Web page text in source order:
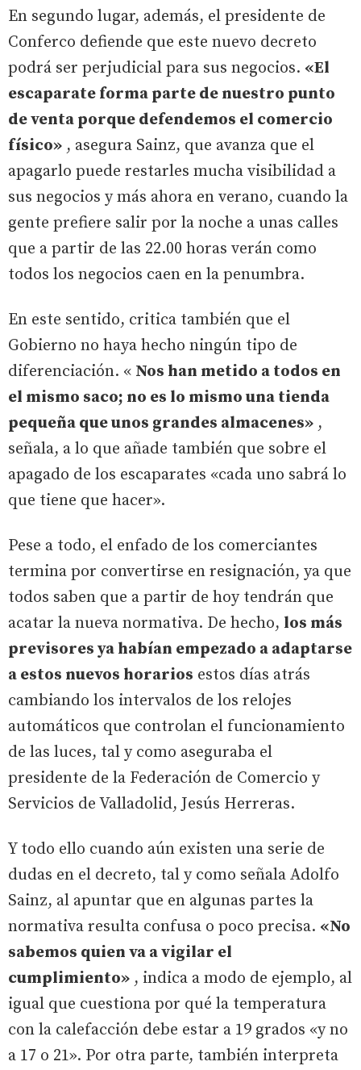
En segundo lugar, además, el presidente de
Conferco defiende que este nuevo decreto
podrá ser perjudicial para sus negocios. «El
escaparate forma parte de nuestro punto
de venta porque defendemos el comercio
físico» , asegura Sainz, que avanza que el
apagarlo puede restarles mucha visibilidad a
sus negocios y más ahora en verano, cuando la
gente prefiere salir por la noche a unas calles
que a partir de las 22.00 horas verán como
todos los negocios caen en la penumbra.
En este sentido, critica también que el
Gobierno no haya hecho ningún tipo de
diferenciación. « Nos han metido a todos en
el mismo saco; no es lo mismo una tienda
pequeña que unos grandes almacenes» ,
señala, a lo que añade también que sobre el
apagado de los escaparates «cada uno sabrá lo
que tiene que hacer».
Pese a todo, el enfado de los comerciantes
termina por convertirse en resignación, ya que
todos saben que a partir de hoy tendrán que
acatar la nueva normativa. De hecho, los más
previsores ya habían empezado a adaptarse
a estos nuevos horarios estos días atrás
cambiando los intervalos de los relojes
automáticos que controlan el funcionamiento
de las luces, tal y como aseguraba el
presidente de la Federación de Comercio y
Servicios de Valladolid, Jesús Herreras.
Y todo ello cuando aún existen una serie de
dudas en el decreto, tal y como señala Adolfo
Sainz, al apuntar que en algunas partes la
normativa resulta confusa o poco precisa. «No
sabemos quien va a vigilar el
cumplimiento» , indica a modo de ejemplo, al
igual que cuestiona por qué la temperatura
con la calefacción debe estar a 19 grados «y no
a 17 o 21». Por otra parte, también interpreta